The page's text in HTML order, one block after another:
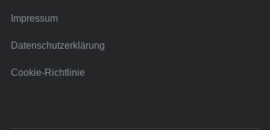
Impressum
Datenschutzerklärung
Cookie-Richtlinie